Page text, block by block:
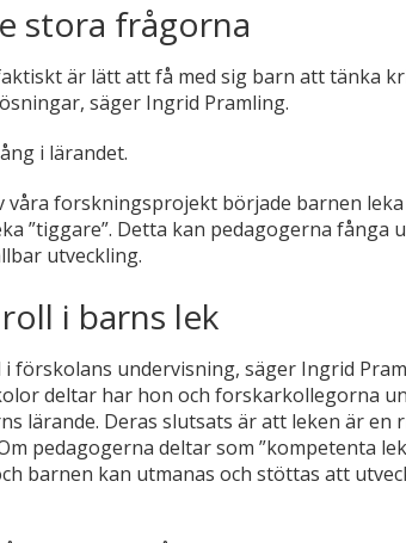
stora frågorna
är lätt att få med sig barn att tänka
säger Ingrid Pramling.
i lärandet.
våra forskningsprojekt började barnen
”tiggare”. Detta kan pedagogerna fånga
utveckling.
i barns lek
förskolans undervisning, säger Ingrid
deltar har hon och forskarkollegorna
lärande. Deras slutsats är att leken är en
pedagogerna deltar som ”kompetenta
barnen kan utmanas och stöttas att